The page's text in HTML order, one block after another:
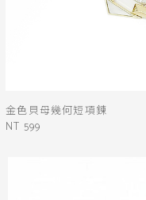
金色貝母幾何短項鍊
NT 599